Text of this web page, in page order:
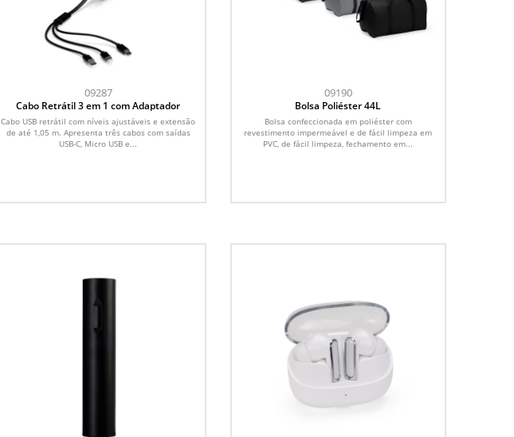
09287
Cabo Retrátil 3 em 1 com Adaptador
Cabo USB retrátil com níveis ajustáveis e extensão
de até 1,05 m. Apresenta três cabos com saídas
USB-C, Micro USB e...
09190
Bolsa Poliéster 44L
Bolsa confeccionada em poliéster com
revestimento impermeável e de fácil limpeza em
PVC, de fácil limpeza, fechamento em...